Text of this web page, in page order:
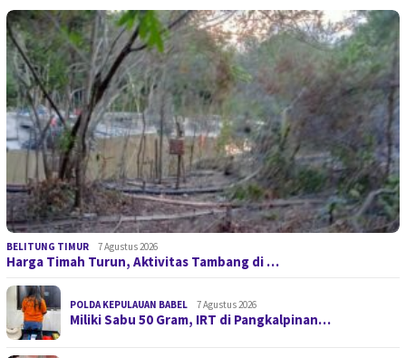
BELITUNG TIMUR 7 Agustus 2026
Harga Timah Turun, Aktivitas Tambang di …
POLDA KEPULAUAN BABEL 7 Agustus 2026
Miliki Sabu 50 Gram, IRT di Pangkalpinan…